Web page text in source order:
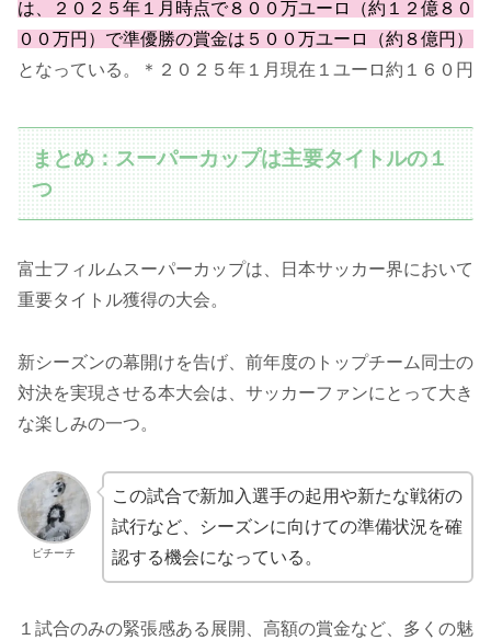
は、２０２５年１月時点で８００万ユーロ（約１２億８０
００万円）で準優勝の賞金は５００万ユーロ（約８億円）
となっている。＊２０２５年１月現在１ユーロ約１６０円
まとめ：スーパーカップは主要タイトルの１
つ
富士フィルムスーパーカップは、日本サッカー界において
重要タイトル獲得の大会。
新シーズンの幕開けを告げ、前年度のトップチーム同士の
対決を実現させる本大会は、サッカーファンにとって大き
な楽しみの一つ。
ピチーチ
この試合で新加入選手の起用や新たな戦術の
試行など、シーズンに向けての準備状況を確
認する機会になっている。
１試合のみの緊張感ある展開、高額の賞金など、多くの魅